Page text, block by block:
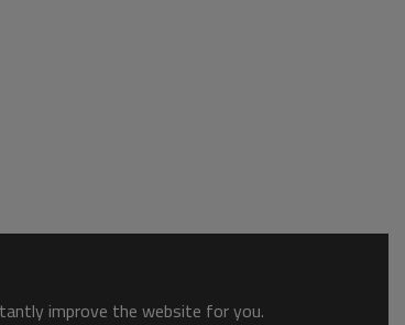
improve the website for you.